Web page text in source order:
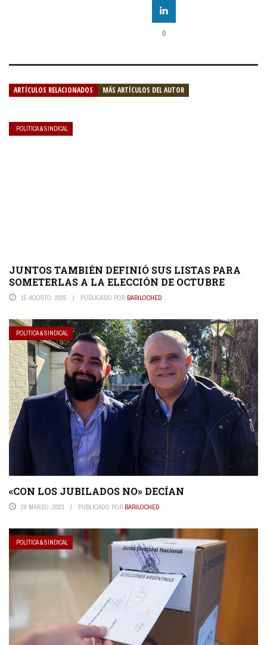
0
ARTÍCULOS RELACIONADOS MÁS ARTÍCULOS DEL AUTOR
POLÍTICA & SINDICAL
JUNTOS TAMBIÉN DEFINIÓ SUS LISTAS PARA
SOMETERLAS A LA ELECCIÓN DE OCTUBRE
15 AGOSTO, 2025 PUBLICADO POR BARILOCHED
POLÍTICA & SINDICAL
«CON LOS JUBILADOS NO» DECÍAN
29 MARZO, 2023 PUBLICADO POR BARILOCHED
POLÍTICA & SINDICAL